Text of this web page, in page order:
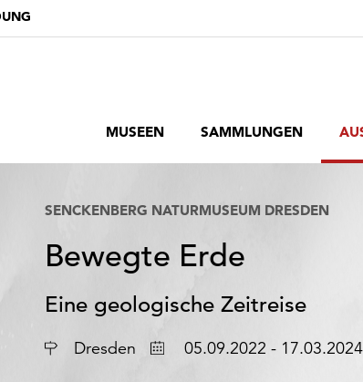
MUSEEN SAMMLUNGEN
SENCKENBERG NATURMUSEUM DRESDEN
Bewegte Erde
Eine geologische Zeitreise
Ort Dresden Datum05.09.2022 - 17.03.2024